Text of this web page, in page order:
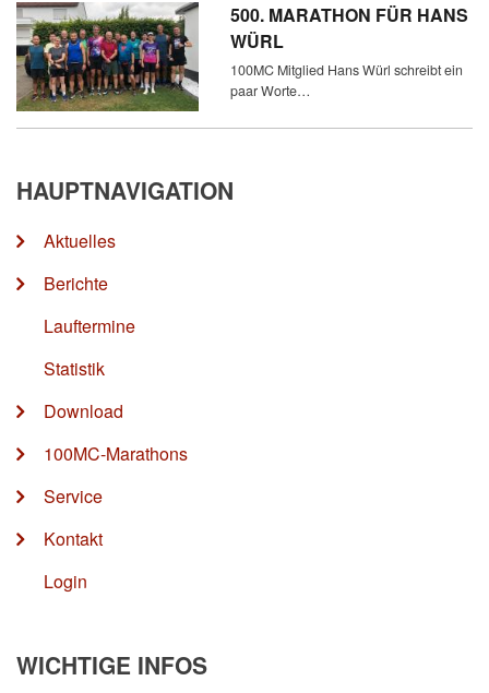
500. MARATHON FÜR HANS
WÜRL
100MC Mitglied Hans Würl schreibt ein
paar Worte…
HAUPTNAVIGATION
Aktuelles
Berichte
Lauftermine
Statistik
Download
100MC-Marathons
Service
Kontakt
Login
WICHTIGE INFOS